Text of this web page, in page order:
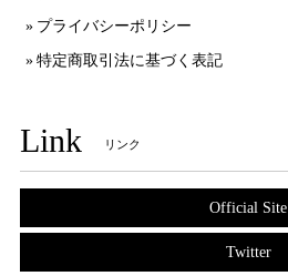
プライバシーポリシー
特定商取引法に基づく表記
Link リンク
Official Site
Twitter